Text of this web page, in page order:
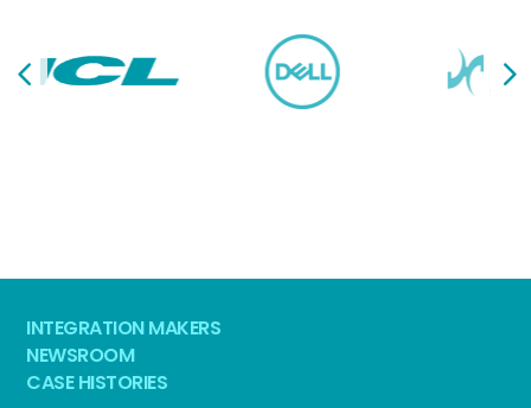
INTEGRATION MAKERS
NEWSROOM
CASE HISTORIES